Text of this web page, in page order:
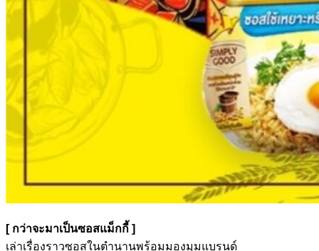
[ กว่าจะมาเป็นซอสแม็กกี้ ]
เล่าเรื่องราวซอสในตำนานพร้อมมองมุมแบรนด์